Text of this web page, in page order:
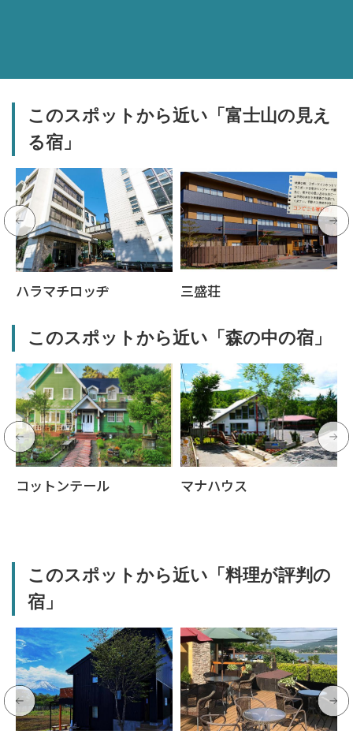
このスポットから近い「富士山の見え
る宿」
ハラマチロッヂ 三盛荘
このスポットから近い「森の中の宿」
コットンテール マナハウス
このスポットから近い「料理が評判の
宿」